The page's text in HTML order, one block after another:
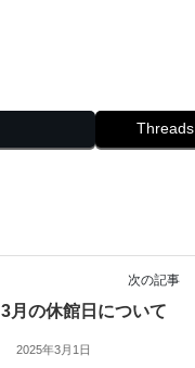
Threads
次の記事
3月の休館日について
2025年3月1日